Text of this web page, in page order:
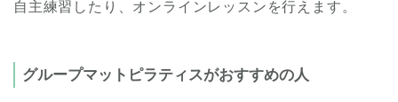
自主練習したり、オンラインレッスンを行えます。
グループマットピラティスがおすすめの人